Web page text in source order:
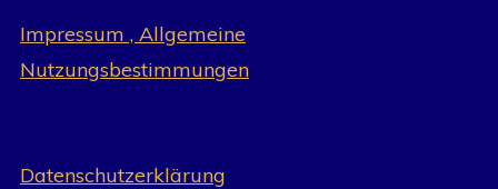
Impressum , Allgemeine
Nutzungsbestimmungen
Datenschutzerklärung